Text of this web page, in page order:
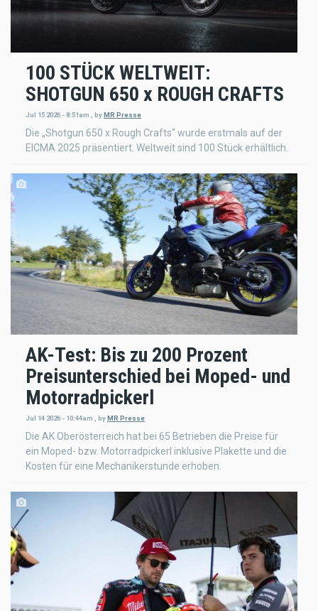
100 STÜCK WELTWEIT:
SHOTGUN 650 x ROUGH CRAFTS
Jul 15 2026 - 8:51am , byMR Presse
Die „Shotgun 650 x Rough Crafts“ wurde erstmals auf der
EICMA 2025 präsentiert. Weltweit sind 100 Stück erhältlich.
AK-Test: Bis zu 200 Prozent
Preisunterschied bei Moped- und
Motorradpickerl
Jul 14 2026 - 10:44am , by MR Presse
Die AK Oberösterreich hat bei 65 Betrieben die Preise für
ein Moped- bzw. Motorradpickerl inklusive Plakette und die
Kosten für eine Mechanikerstunde erhoben.